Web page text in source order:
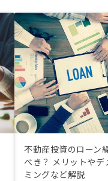
不動産投資のローン
べき？ メリットや
ミングなど解説